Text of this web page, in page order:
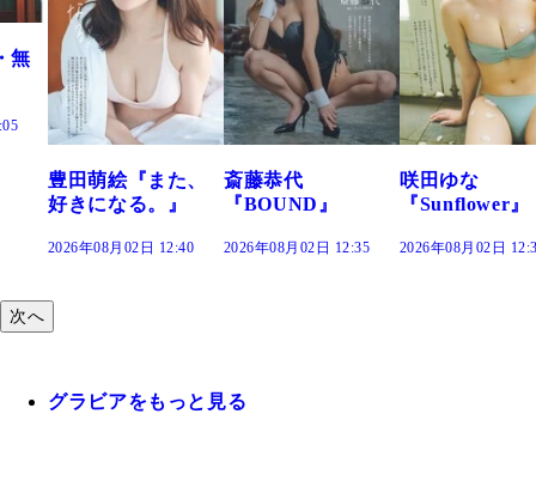
斎藤恭代
『BOUND』
2026年08月02日 12:35
咲田ゆな
『Sunflower』
2026年08月02日 12:30
藤水咲桜『花
だまり』
2026年08月02日
次へ
グラビアをもっと見る